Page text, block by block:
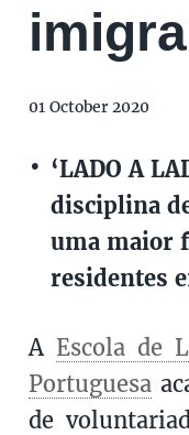
01 October 2020
‘LADO A
disciplina
uma maior
residentes
A Escola de
Portuguesa
de